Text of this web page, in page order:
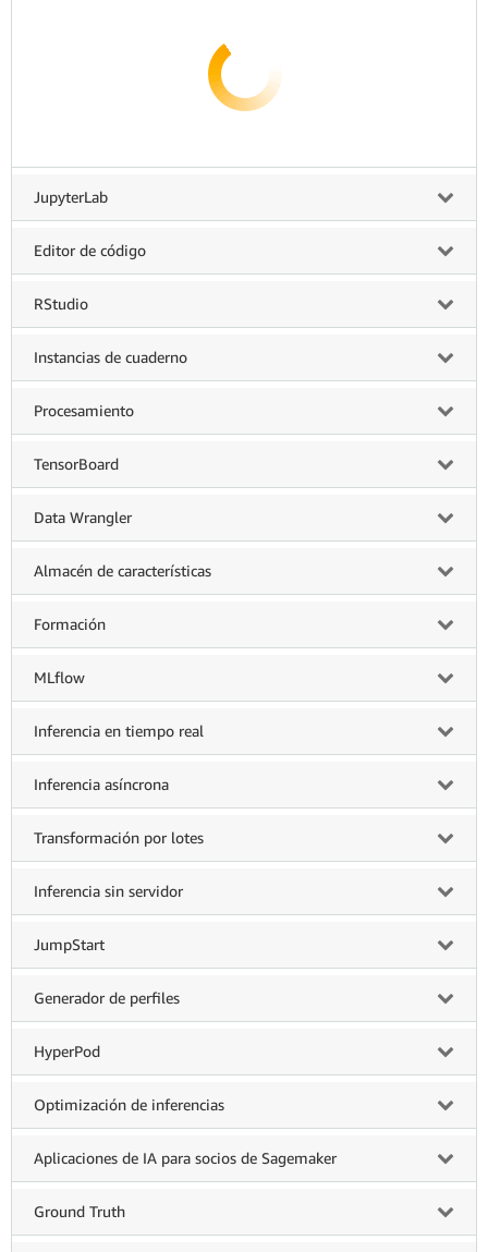
JupyterLab
Editor de código
RStudio
Instancias de cuaderno
Procesamiento
TensorBoard
Data Wrangler
Almacén de características
Formación
MLflow
Inferencia en tiempo real
Inferencia asíncrona
Transformación por lotes
Inferencia sin servidor
JumpStart
Generador de perfiles
HyperPod
Optimización de inferencias
Aplicaciones de IA para socios de Sagemaker
Ground Truth